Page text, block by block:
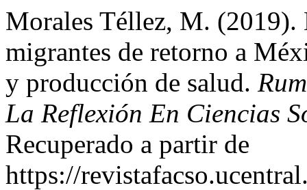
Morales Téllez, M. (2019).
migrantes de retorno a
y producción de salud.
La Reflexión En Ciencias
Recuperado a partir de
https://